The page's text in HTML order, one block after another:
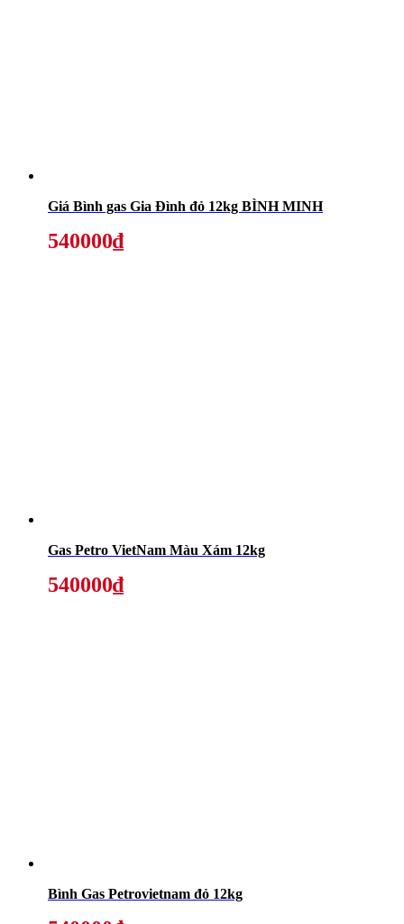
Giá Bình gas Gia Đình đỏ 12kg BÌNH MINH
540000₫
Gas Petro VietNam Màu Xám 12kg
540000₫
Bình Gas Petrovietnam đỏ 12kg